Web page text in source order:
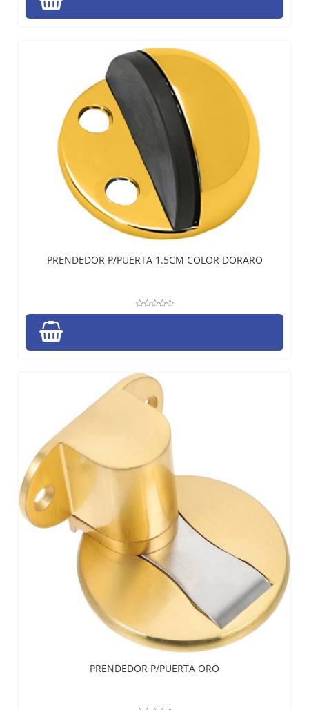
PRENDEDOR P/PUERTA 1.5CM COLOR DORARO
PRENDEDOR P/PUERTA ORO